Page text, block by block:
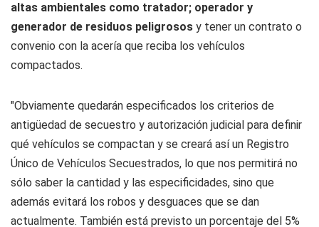
altas ambientales como tratador; operador y
generador de residuos peligrosos y tener un contrato o
convenio con la acería que reciba los vehículos
compactados.
"Obviamente quedarán especificados los criterios de
antigüedad de secuestro y autorización judicial para definir
qué vehículos se compactan y se creará así un Registro
Único de Vehículos Secuestrados, lo que nos permitirá no
sólo saber la cantidad y las especificidades, sino que
además evitará los robos y desguaces que se dan
actualmente. También está previsto un porcentaje del 5%